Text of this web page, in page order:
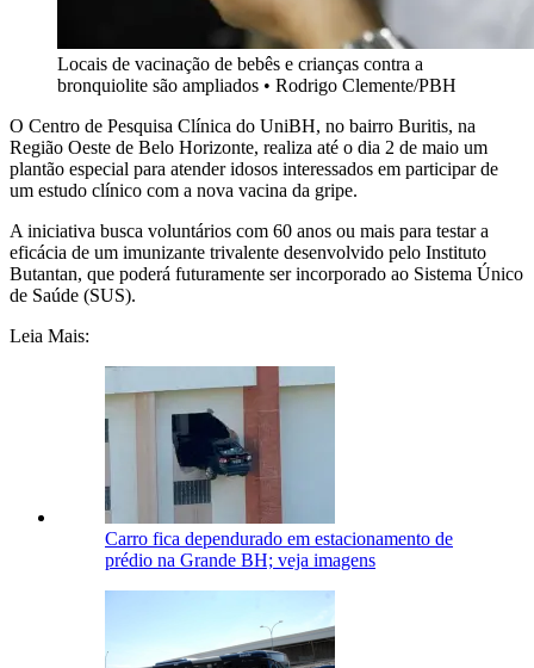
Locais de vacinação de bebês e crianças contra a
bronquiolite são ampliados • Rodrigo Clemente/PBH
O Centro de Pesquisa Clínica do UniBH, no bairro Buritis, na
Região Oeste de Belo Horizonte, realiza até o dia 2 de maio um
plantão especial para atender idosos interessados em participar de
um estudo clínico com a nova vacina da gripe.
A iniciativa busca voluntários com 60 anos ou mais para testar a
eficácia de um imunizante trivalente desenvolvido pelo Instituto
Butantan, que poderá futuramente ser incorporado ao Sistema Único
de Saúde (SUS).
Leia Mais:
Carro fica dependurado em estacionamento de
prédio na Grande BH; veja imagens